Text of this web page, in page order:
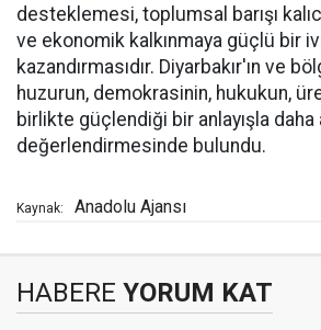
desteklemesi, toplumsal barışı
ve ekonomik kalkınmaya güçlü bir
kazandırmasıdır. Diyarbakır'ın ve
huzurun, demokrasinin, hukukun,
birlikte güçlendiği bir anlayışla daha
değerlendirmesinde bulundu.
Kaynak: Anadolu Ajansı
HABERE YORUM KAT